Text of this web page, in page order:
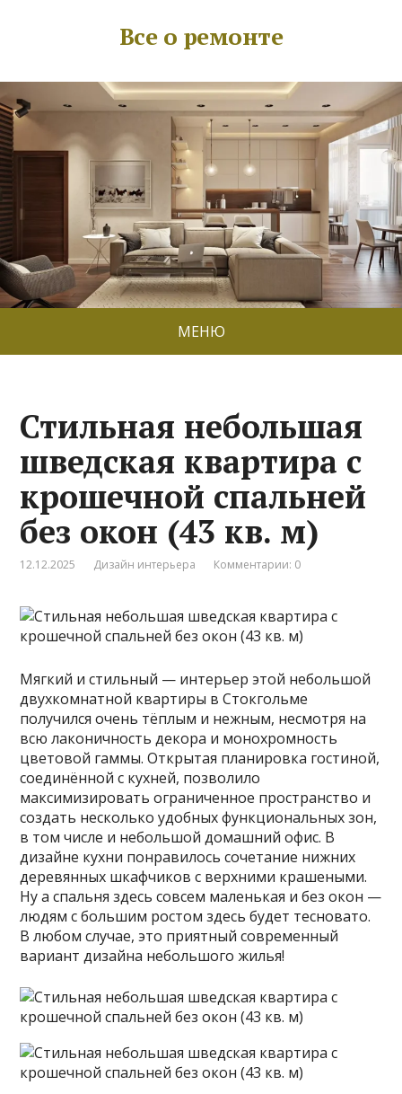
Все о ремонте
МЕНЮ
Стильная небольшая
шведская квартира с
крошечной спальней
без окон (43 кв. м)
12.12.2025 Дизайн интерьера Комментарии: 0
Мягкий и стильный — интерьер этой небольшой
двухкомнатной квартиры в Стокгольме
получился очень тёплым и нежным, несмотря на
всю лаконичность декора и монохромность
цветовой гаммы. Открытая планировка гостиной,
соединённой с кухней, позволило
максимизировать ограниченное пространство и
создать несколько удобных функциональных зон,
в том числе и небольшой домашний офис. В
дизайне кухни понравилось сочетание нижних
деревянных шкафчиков с верхними крашеными.
Ну а спальня здесь совсем маленькая и без окон —
людям с большим ростом здесь будет тесновато.
В любом случае, это приятный современный
вариант дизайна небольшого жилья!